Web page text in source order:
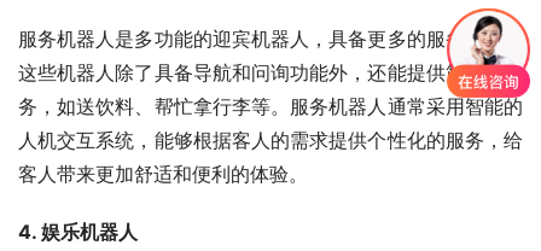
服务机器人是多功能的迎宾机器人，具备更多的服务功能。
这些机器人除了具备导航和问询功能外，还能提供简单的服
务，如送饮料、帮忙拿行李等。服务机器人通常采用智能的
人机交互系统，能够根据客人的需求提供个性化的服务，给
客人带来更加舒适和便利的体验。
4. 娱乐机器人